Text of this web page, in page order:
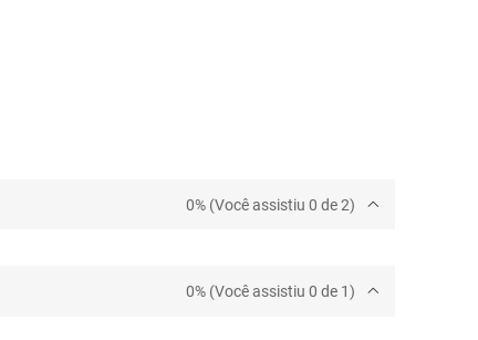
0% (Você assistiu 0 de 2)
0% (Você assistiu 0 de 1)